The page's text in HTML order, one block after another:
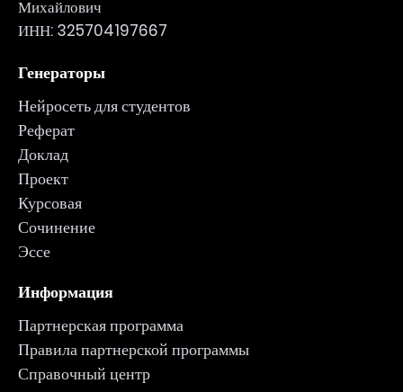
Михайлович
ИНН: 325704197667
Генераторы
Нейросеть для студентов
Реферат
Доклад
Проект
Курсовая
Сочинение
Эссе
Информация
Партнерская программа
Правила партнерской программы
Справочный центр